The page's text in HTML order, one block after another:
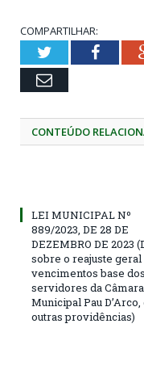
COMPARTILHAR:
Twitter
Email
CONTEÚDO
LEI MUNICIPAL Nº
889/2023, DE 28 DE
DEZEMBRO DE 2023
sobre o reajuste geral
vencimentos base dos
servidores da Câmara
Municipal Pau D’Arco,
outras providências)